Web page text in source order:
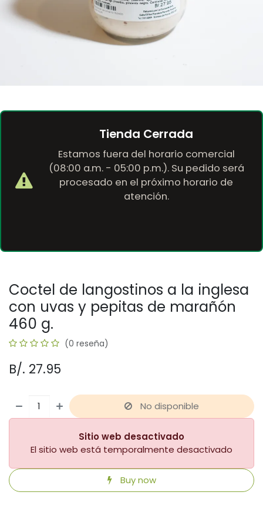
Tienda Cerrada
Estamos fuera del horario comercial
(08:00 a.m. - 05:00 p.m.). Su pedido será
procesado en el próximo horario de
atención.
Coctel de langostinos a la inglesa
con uvas y pepitas de marañón
460 g.
(0 reseña)
B/. 27.95
No disponible
Sitio web desactivado
El sitio web está temporalmente desactivado
Buy now